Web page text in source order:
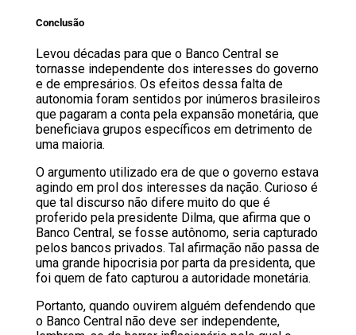
Conclusão
Levou décadas para que o Banco Central se
tornasse independente dos interesses do governo
e de empresários. Os efeitos dessa falta de
autonomia foram sentidos por inúmeros brasileiros
que pagaram a conta pela expansão monetária, que
beneficiava grupos específicos em detrimento de
uma maioria.
O argumento utilizado era de que o governo estava
agindo em prol dos interesses da nação. Curioso é
que tal discurso não difere muito do que é
proferido pela presidente Dilma, que afirma que o
Banco Central, se fosse autônomo, seria capturado
pelos bancos privados. Tal afirmação não passa de
uma grande hipocrisia por parta da presidenta, que
foi quem de fato capturou a autoridade monetária.
Portanto, quando ouvirem alguém defendendo que
o Banco Central não deve ser independente,